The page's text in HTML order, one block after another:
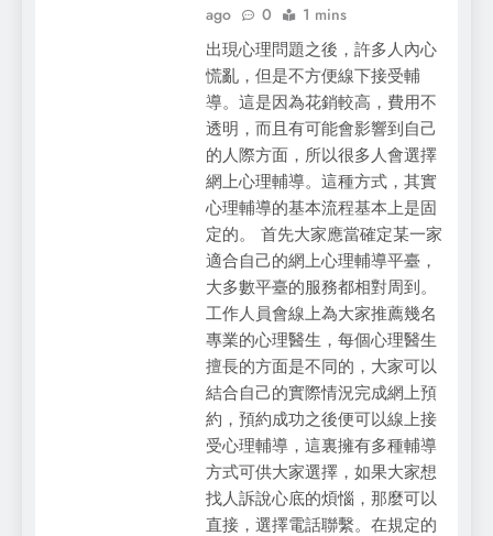
ago
0 1 mins
出現心理問題之後，許多人內心
慌亂，但是不方便線下接受輔
導。這是因為花銷較高，費用不
透明，而且有可能會影響到自己
的人際方面，所以很多人會選擇
網上心理輔導。這種方式，其實
心理輔導的基本流程基本上是固
定的。 首先大家應當確定某一家
適合自己的網上心理輔導平臺，
大多數平臺的服務都相對周到。
工作人員會線上為大家推薦幾名
專業的心理醫生，每個心理醫生
擅長的方面是不同的，大家可以
結合自己的實際情況完成網上預
約，預約成功之後便可以線上接
受心理輔導，這裏擁有多種輔導
方式可供大家選擇，如果大家想
找人訴說心底的煩惱，那麼可以
直接，選擇電話聯繫。在規定的